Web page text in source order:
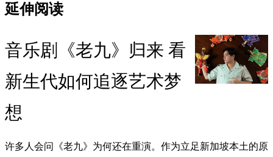
延伸阅读
音乐剧《老九》归来 看
新生代如何追逐艺术梦
想
许多人会问《老九》为何还在重演。作为立足新加坡本土的原